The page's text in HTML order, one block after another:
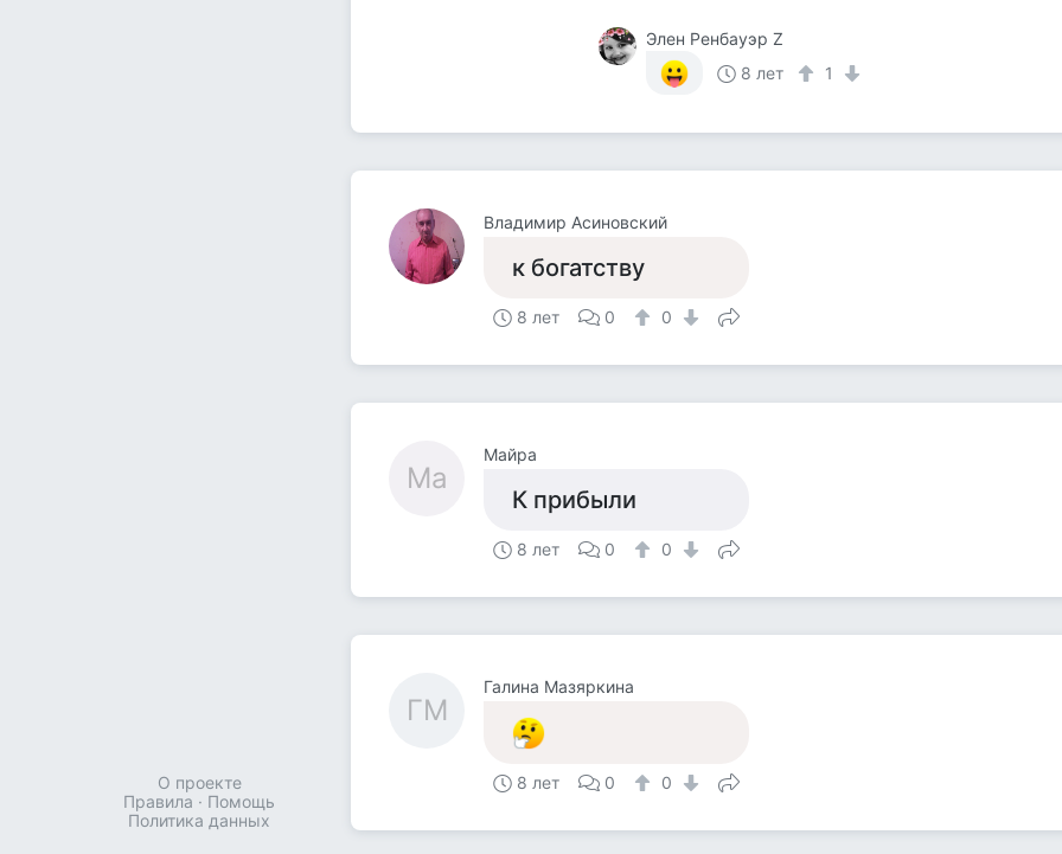
О проекте
Правила · Помощь
Политика данных
Элен Ренбауэр Z
8 лет
1
Владимир Асиновский
к богатству
8 лет 0 0
Ма
Майра
К прибыли
8 лет 0 0
ГМ
Галина Мазяркина
8 лет 0 0